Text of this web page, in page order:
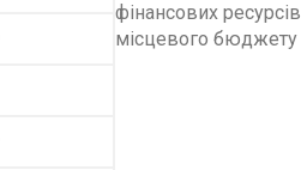
фінансових ресурсів
місцевого бюджету